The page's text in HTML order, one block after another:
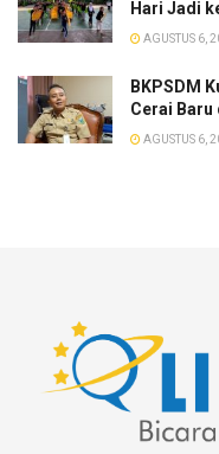
Hari Jadi
AGUSTUS 6,
BKPSDM
Cerai Baru
AGUSTUS 6,